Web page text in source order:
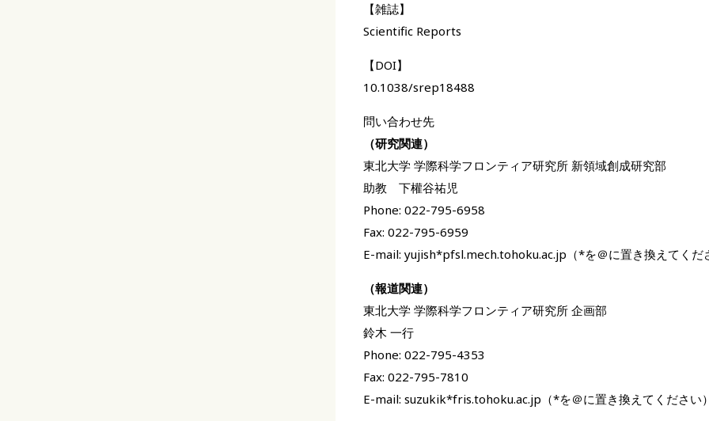
【雑誌】
Scientific Reports
【DOI】
10.1038/srep18488
問い合わせ先
（研究関連）
東北大学 学際科学フロンティア研究所 新領域創成研究部
助教 下權谷祐児
Phone: 022-795-6958
Fax: 022-795-6959
E-mail: yujish*pfsl.mech.tohoku.ac.jp（*を＠に置き換えてくだ
（報道関連）
東北大学 学際科学フロンティア研究所 企画部
鈴木 一行
Phone: 022-795-4353
Fax: 022-795-7810
E-mail: suzukik*fris.tohoku.ac.jp（*を＠に置き換えてください）